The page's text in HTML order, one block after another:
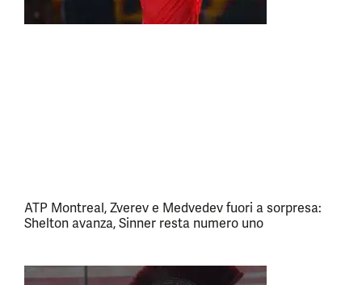
ATP Montreal, Zverev e Medvedev fuori a sorpresa:
Shelton avanza, Sinner resta numero uno